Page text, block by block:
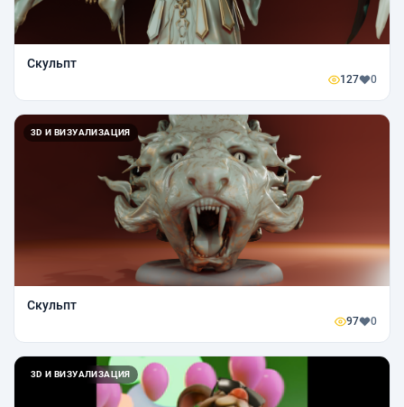
Скульпт
127 0
3D И ВИЗУАЛИЗАЦИЯ
Скульпт
97 0
3D И ВИЗУАЛИЗАЦИЯ